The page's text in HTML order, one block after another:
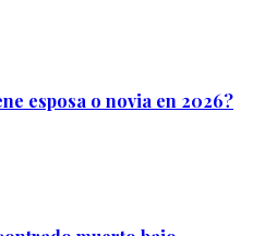
esposa o novia en 2026?